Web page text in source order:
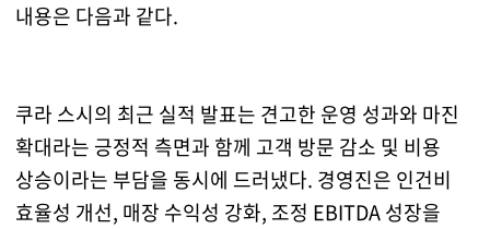
내용은 다음과 같다.
쿠라 스시의 최근 실적 발표는 견고한 운영 성과와 마진
확대라는 긍정적 측면과 함께 고객 방문 감소 및 비용
상승이라는 부담을 동시에 드러냈다. 경영진은 인건비
효율성 개선, 매장 수익성 강화, 조정 EBITDA 성장을